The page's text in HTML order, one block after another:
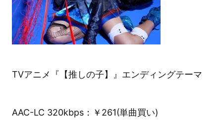
TVアニメ『【推しの子】』エンディングテーマ
AAC-LC 320kbps：￥261(単曲買い)